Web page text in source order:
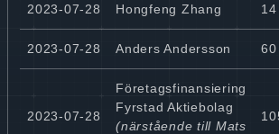
2023-07-28 Hongfeng Zhang
2023-07-28 Anders Andersson
2023-07-28
Företagsfinansiering
Fyrstad Aktiebolag
(närstående till Mats